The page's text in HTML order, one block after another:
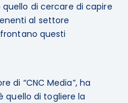
di cercare di capire
al settore
questi
di “CNC Media”, ha
quello di togliere la